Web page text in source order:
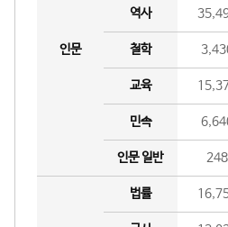
인문
역사
철학
교육
민속
인문 일반 248
법률